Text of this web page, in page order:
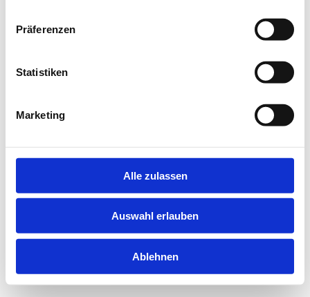
Präferenzen
Statistiken
Marketing
Alle zulassen
Auswahl erlauben
Ablehnen